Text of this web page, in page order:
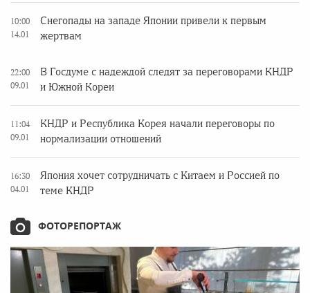
10:00
14.01
Снегопады на западе Японии привели к первым
жертвам
22:00
09.01
В Госдуме с надеждой следят за переговорами КНДР
и Южной Кореи
11:04
09.01
КНДР и Республика Корея начали переговоры по
нормализации отношений
16:30
04.01
Япония хочет сотрудничать с Китаем и Россией по
теме КНДР
ФОТОРЕПОРТАЖ